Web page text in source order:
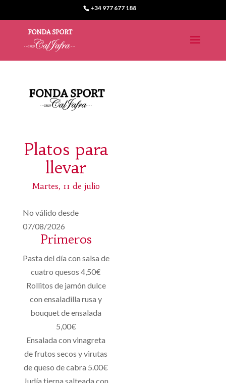
+34 977 677 188
Platos para
llevar
Martes, 11 de julio
No válido desde
07/08/2026
Primeros
Pasta del día con salsa de
cuatro quesos 4,50€
Rollitos de jamón dulce
con ensaladilla rusa y
bouquet de ensalada
5,00€
Ensalada con vinagreta
de frutos secos y virutas
de queso de cabra 5.00€
Judía tierna salteada con